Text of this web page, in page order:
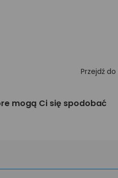
Przejdź do
mogą Ci się spodobać